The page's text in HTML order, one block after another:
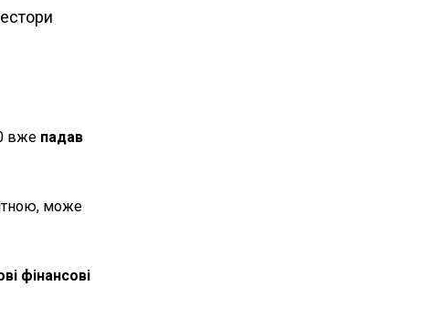
вже падав
може
фінансові